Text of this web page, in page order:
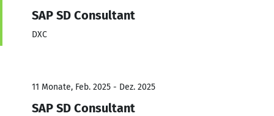
SAP SD Consultant
DXC
11 Monate, Feb. 2025 - Dez. 2025
SAP SD Consultant